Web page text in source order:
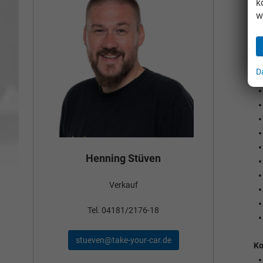
Henning Stüven
Verkauf
Tel. 04181/2176-18
stueven@take-your-car.de